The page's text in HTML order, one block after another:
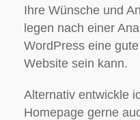
Ihre Wünsche und
legen nach einer
WordPress eine
Website sein kann.
Alternativ entwickle
Homepage gerne